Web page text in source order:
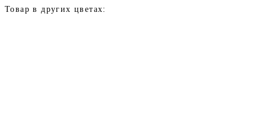
Товар в других цветах: